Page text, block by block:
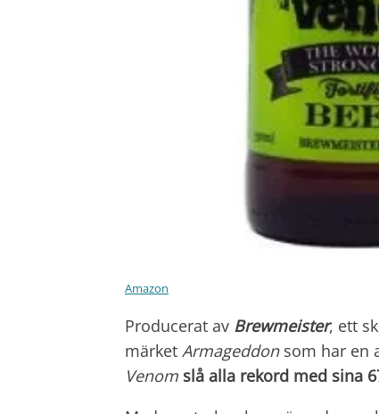
Amazon
Producerat av Brewmeister, ett
märket Armageddon som har en
Venom slå alla rekord med sina